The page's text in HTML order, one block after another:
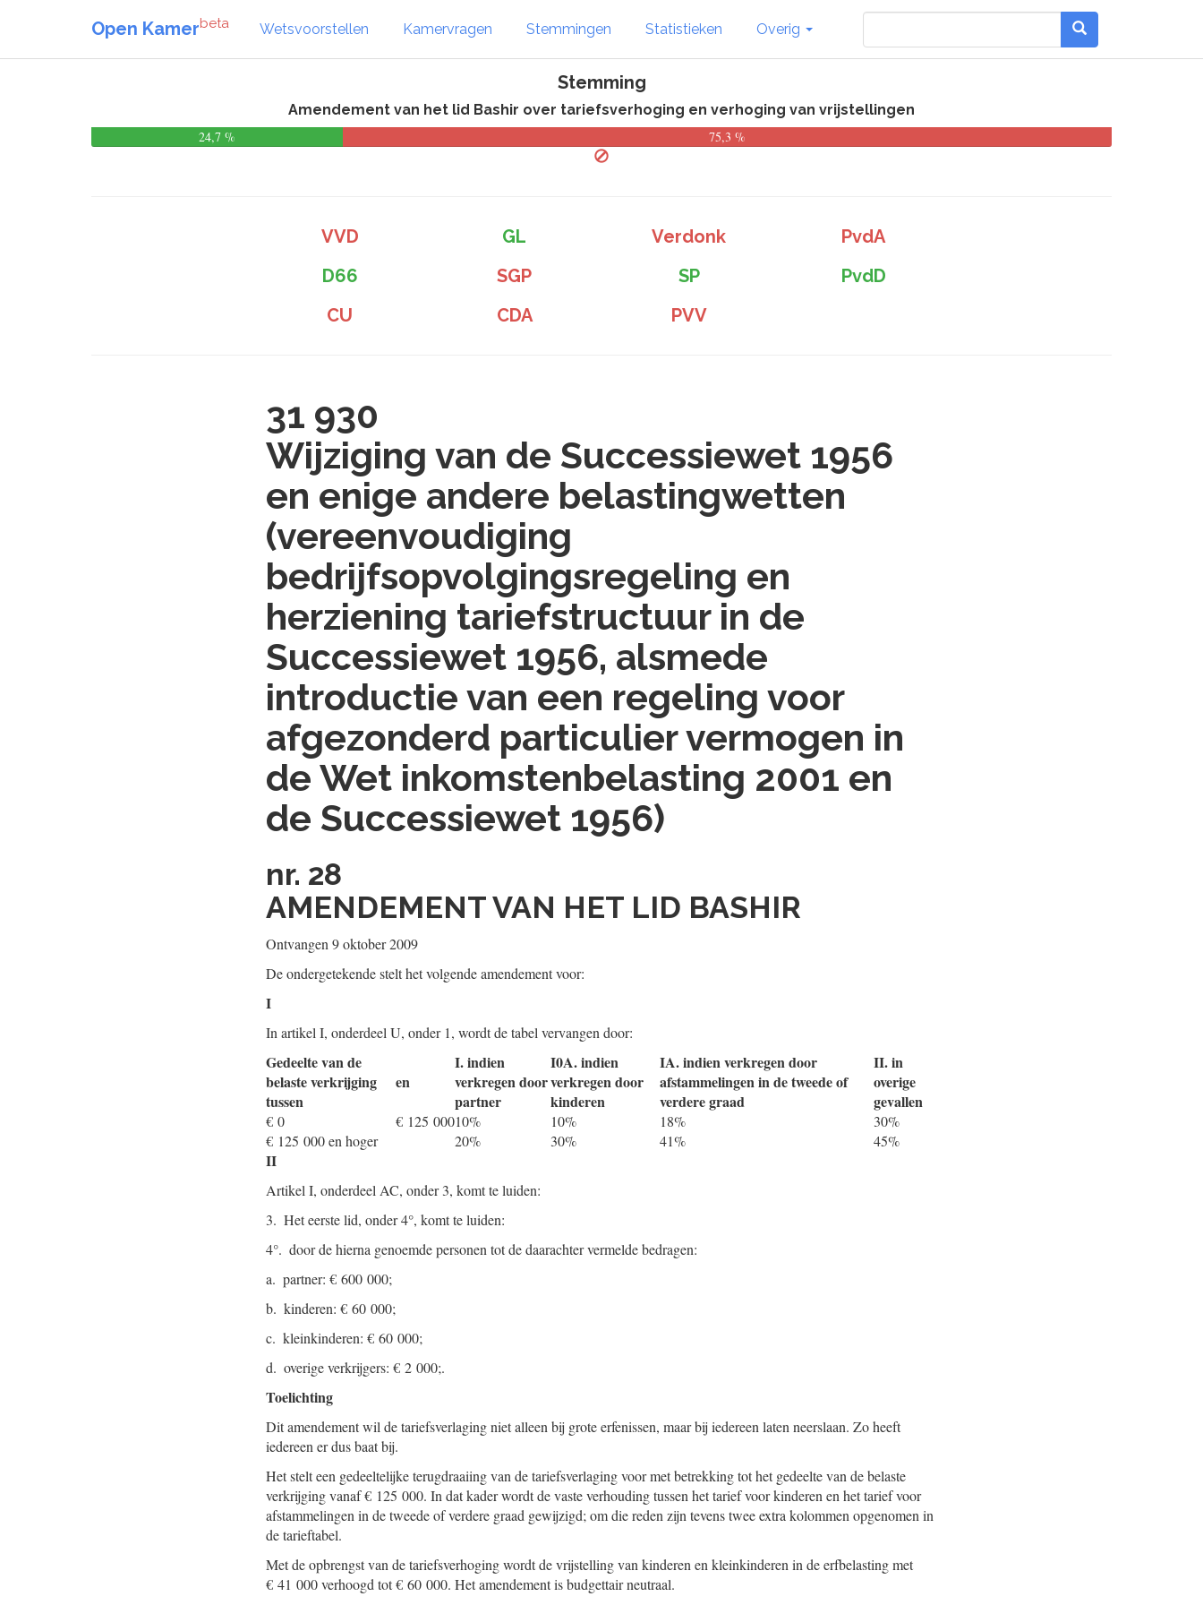
Open Kamerbeta Wetsvoorstellen Kamervragen Stemmingen Statistieken Overig
Stemming
Amendement van het lid Bashir over tariefsverhoging en verhoging van vrijstellingen
24,7 %
75,3 %
VVD GL Verdonk
PvdA
D66
SGP SP
PvdD
CU
CDA PVV
31 930
Wijziging van de Successiewet 1956
en enige andere belastingwetten
(vereenvoudiging
bedrijfsopvolgingsregeling en
herziening tariefstructuur in de
Successiewet 1956, alsmede
introductie van een regeling voor
afgezonderd particulier vermogen in
de Wet inkomstenbelasting 2001 en
de Successiewet 1956)
nr. 28
AMENDEMENT VAN HET LID BASHIR
Ontvangen 9 oktober 2009
De ondergetekende stelt het volgende amendement voor:
I
In artikel I, onderdeel U, onder 1, wordt de tabel vervangen door:
Gedeelte van de
belaste verkrijging
tussen
en
I. indien
verkregen door
partner
I0A. indien
verkregen door
kinderen
IA. indien verkregen door
afstammelingen in de tweede of
verdere graad
II. in
overige
gevallen
€ 0 € 125 00010% 10% 18%
30%
€ 125 000 en hoger
20% 30% 41% 45%
II
Artikel I, onderdeel AC, onder 3, komt te luiden:
3. Het eerste lid, onder 4°, komt te luiden:
4°. door de hierna genoemde personen tot de daarachter vermelde bedragen:
a. partner: € 600 000;
b. kinderen: € 60 000;
c. kleinkinderen: € 60 000;
d. overige verkrijgers: € 2 000;.
Toelichting
Dit amendement wil de tariefsverlaging niet alleen bij grote erfenissen, maar bij iedereen laten neerslaan. Zo heeft
iedereen er dus baat bij.
Het stelt een gedeeltelijke terugdraaiing van de tariefsverlaging voor met betrekking tot het gedeelte van de belaste
verkrijging vanaf € 125 000. In dat kader wordt de vaste verhouding tussen het tarief voor kinderen en het tarief voor
afstammelingen in de tweede of verdere graad gewijzigd; om die reden zijn tevens twee extra kolommen opgenomen in
de tarieftabel.
Met de opbrengst van de tariefsverhoging wordt de vrijstelling van kinderen en kleinkinderen in de erfbelasting met
€ 41 000 verhoogd tot € 60 000. Het amendement is budgettair neutraal.